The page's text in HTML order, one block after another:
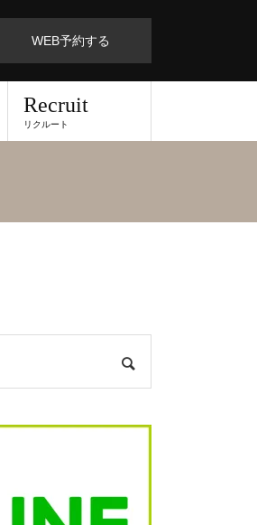
WEB予約する
Recruit
リクルート